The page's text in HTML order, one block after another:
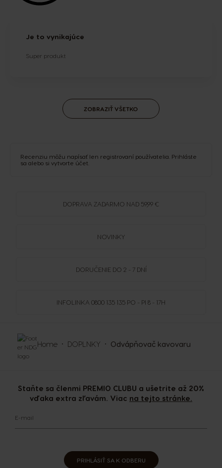
Je to vynikajúce
Super produkt
ZOBRAZIŤ VŠETKO
Recenziu môžu napísať len registrovaní používatelia. Prihláste
sa alebo si vytvorte účet
DOPRAVA ZADARMO NAD 59,99 €
NOVINKY
DORUČENIE DO 2 - 7 DNÍ
INFOLINKA 0800 135 135 PO - PI 8 - 17H
Staňte sa členmi PREMIO CLUBU a ušetrite až 20%
vďaka extra zľavám. Viac na tejto stránke.
E-mail
PRIHLÁSIŤ SA K ODBERU
Home DOPLNKY Odvápňovač kavovaru